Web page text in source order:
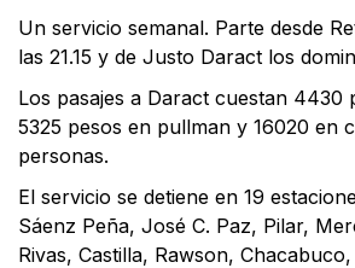
Un servicio semanal. Parte desde
las 21.15 y de Justo Daract los
Los pasajes a Daract cuestan 4430
5325 pesos en pullman y 16020 en
personas.
El servicio se detiene en 19
Sáenz Peña, José C. Paz, Pilar,
Rivas, Castilla, Rawson,